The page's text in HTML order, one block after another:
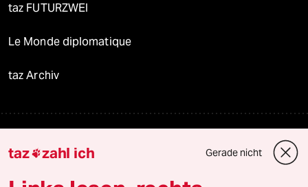
taz FUTURZWEI
Le Monde diplomatique
taz Archiv
Reisen
taz zahl ich Gerade nicht